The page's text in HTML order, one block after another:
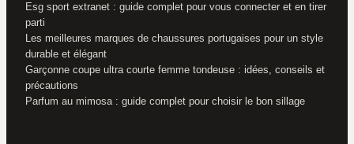
Esg sport extranet : guide complet pour vous connecter et en tirer
parti
Les meilleures marques de chaussures portugaises pour un style
durable et élégant
Garçonne coupe ultra courte femme tondeuse : idées, conseils et
précautions
Parfum au mimosa : guide complet pour choisir le bon sillage